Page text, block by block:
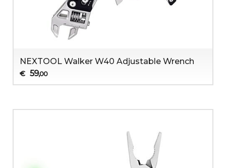
NEXTOOL Walker W40 Adjustable Wrench
€ 59,00